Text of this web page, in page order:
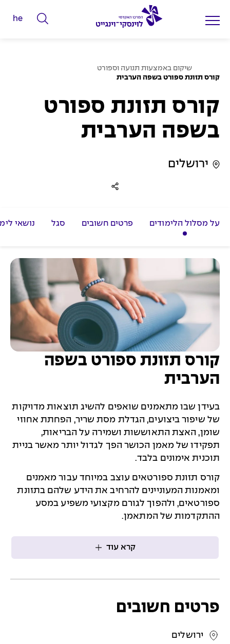
ה
ל
ש
he
ו
ב
שיקום באמצעות תנועה וספורט
קורס תזונת ספורט בשפה הערבית
קורס תזונת ספורט
בשפה הערבית
ירושלים
על מסלול הלימודים פרטים חשובים סגל נושאי
קורס תזונת ספורט בשפה
הערבית
בעידן שבו מתאמנים שואפים להשיג תוצאות מדויקות
של שיפור ביצועים, הגדלת מסת שריר, הפחתת אחוזי
שומן, האצת התאוששות ושמירה על הבריאות,
תפקידו של מאמן הכושר הפך לגדול יותר מאשר בניית
תוכנית אימונים בלבד.
קורס תזונת ספורטאים עוצב במיוחד עבור מאמנים
ומאמנות המעוניינים להרחיב את הידע שלהם בתזונת
ספורטאים, ולהפוך לגורם מקצועי משפיע במסע
ההתקדמות של המתאמן.
קרא עוד
פרטים חשובים
ירושלים